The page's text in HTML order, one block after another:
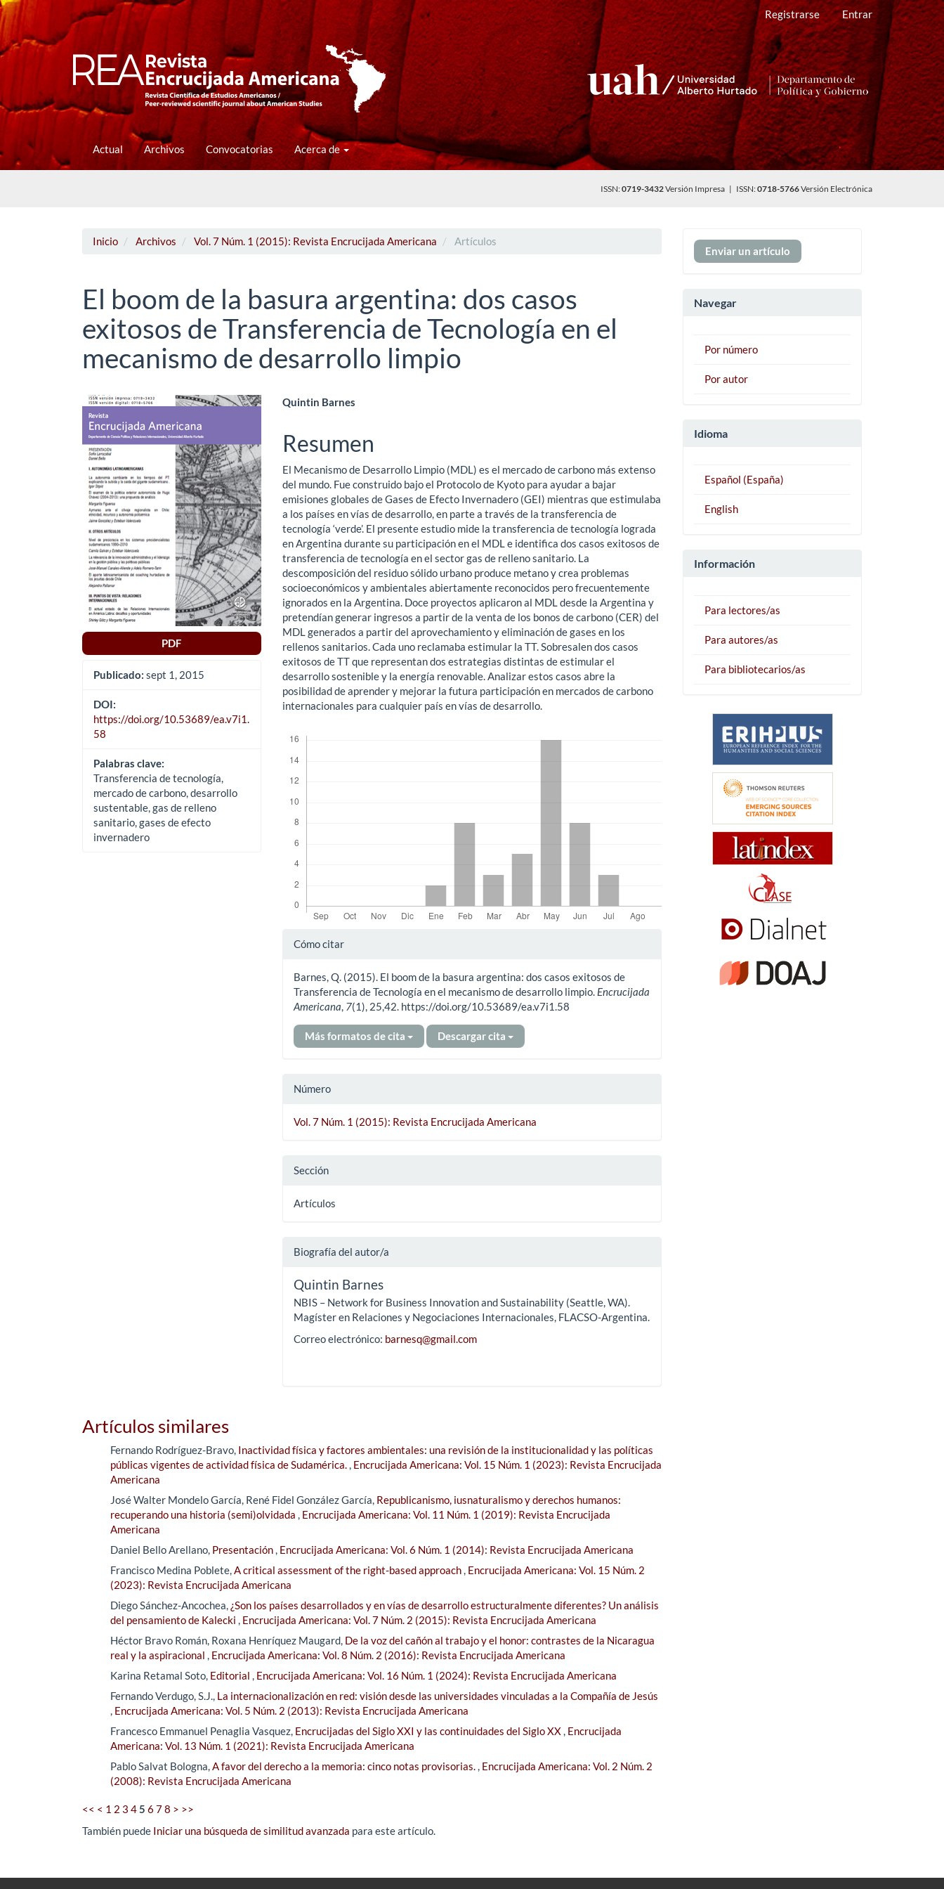
Navegación
Contenido
principal
Barra
Registrarse Entrar
Actual Archivos Convocatorias Acerca de
ISSN:0719-3432Versión Impresa | ISSN:0718-5766Versión Electrónica
Inicio Archivos Vol. 7 Núm. 1 (2015): Revista Encrucijada Americana Artículos
El boom de la basura argentina: dos casos
exitosos de Transferencia de Tecnología en el
mecanismo de desarrollo limpio
Barra
lateral
del
artículo
PDF
Publicado: sept 1, 2015
DOI:
https://doi.org/10.53689/ea.v7i1.
58
Palabras clave:
Transferencia de tecnología,
mercado de carbono, desarrollo
sustentable, gas de relleno
sanitario, gases de efecto
invernadero
Contenido
principal
del
artículo
Quintin Barnes
Resumen
El Mecanismo de Desarrollo Limpio (MDL) es el mercado de carbono más extenso
del mundo. Fue construido bajo el Protocolo de Kyoto para ayudar a bajar
emisiones globales de Gases de Efecto Invernadero (GEI) mientras que estimulaba
a los países en vías de desarrollo, en parte a través de la transferencia de
tecnología ‘verde’. El presente estudio mide la transferencia de tecnología lograda
en Argentina durante su participación en el MDL e identifica dos casos exitosos de
transferencia de tecnología en el sector gas de relleno sanitario. La
descomposición del residuo sólido urbano produce metano y crea problemas
socioeconómicos y ambientales abiertamente reconocidos pero frecuentemente
ignorados en la Argentina. Doce proyectos aplicaron al MDL desde la Argentina y
pretendían generar ingresos a partir de la venta de los bonos de carbono (CER) del
MDL generados a partir del aprovechamiento y eliminación de gases en los
rellenos sanitarios. Cada uno reclamaba estimular la TT. Sobresalen dos casos
exitosos de TT que representan dos estrategias distintas de estimular el
desarrollo sostenible y la energía renovable. Analizar estos casos abre la
posibilidad de aprender y mejorar la futura participación en mercados de carbono
internacionales para cualquier país en vías de desarrollo.
Detalles
artículo
Cómo citar
Barnes, Q. (2015). El boom de la basura argentina: dos casos exitosos de
Transferencia de Tecnología en el mecanismo de desarrollo limpio. Encrucijada
Americana 7(1), 25,42. https://doi.org/10.53689/ea.v7i1.58
Más formatos de cita Descargar cita
Número
Vol. 7 Núm. 1 (2015): Revista Encrucijada Americana
Sección
Artículos
Biografía del autor/a
Quintin Barnes
NBIS – Network for Business Innovation and Sustainability (Seattle, WA).
Magíster en Relaciones y Negociaciones Internacionales, FLACSO-Argentina.
Correo electrónico: barnesq@gmail.com
Artículos similares
Fernando Rodríguez-Bravo, Inactividad física y factores ambientales: una revisión de la institucionalidad y las políticas
públicas vigentes de actividad física de Sudamérica., Encrucijada Americana: Vol. 15 Núm. 1 (2023): Revista Encrucijada
Americana
José Walter Mondelo García, René Fidel González García, Republicanismo, iusnaturalismo y derechos humanos:
recuperando una historia (semi)olvidada , Encrucijada Americana: Vol. 11 Núm. 1 (2019): Revista Encrucijada
Americana
Daniel Bello Arellano, Presentación, Encrucijada Americana: Vol. 6 Núm. 1 (2014): Revista Encrucijada Americana
Francisco Medina Poblete,A critical assessment of the right-based approach, Encrucijada Americana: Vol. 15 Núm. 2
(2023): Revista Encrucijada Americana
Diego Sánchez-Ancochea, ¿Son los países desarrollados y en vías de desarrollo estructuralmente diferentes? Un análisis
del pensamiento de Kalecki , Encrucijada Americana: Vol. 7 Núm. 2 (2015): Revista Encrucijada Americana
Héctor Bravo Román, Roxana Henríquez Maugard, De la voz del cañón al trabajo y el honor: contrastes de la Nicaragua
real y la aspiracional , Encrucijada Americana: Vol. 8 Núm. 2 (2016): Revista Encrucijada Americana
Karina Retamal Soto, Editorial , Encrucijada Americana: Vol. 16 Núm. 1 (2024): Revista Encrucijada Americana
Fernando Verdugo, S.J., La internacionalización en red: visión desde las universidades vinculadas a la Compañía de Jesús
, Encrucijada Americana: Vol. 5 Núm. 2 (2013): Revista Encrucijada Americana
Francesco Emmanuel Penaglia Vasquez, Encrucijadas del Siglo XXI y las continuidades del Siglo XX, Encrucijada
Americana: Vol. 13 Núm. 1 (2021): Revista Encrucijada Americana
Pablo Salvat Bologna,A favor del derecho a la memoria: cinco notas provisorias., Encrucijada Americana: Vol. 2 Núm. 2
(2008): Revista Encrucijada Americana
<< < 1 2 3 4 5 6 78 > >>
También puede Iniciar una búsqueda de similitud avanzada para este artículo.
Enviar
un
Enviar un artículo
Navegar
Por número
Por autor
Idioma
Español (España)
English
Información
Para lectores/as
Para autores/as
Para bibliotecarios/as